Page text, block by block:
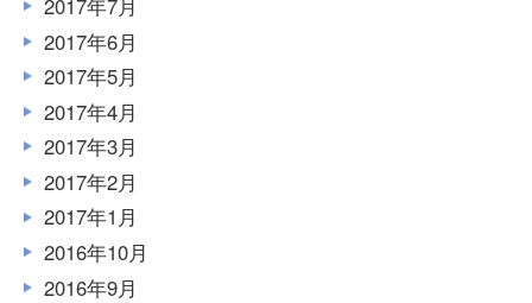
2017年7月
2017年6月
2017年5月
2017年4月
2017年3月
2017年2月
2017年1月
2016年10月
2016年9月